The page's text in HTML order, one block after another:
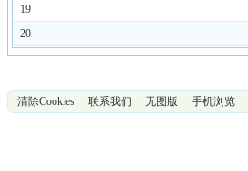
19
20
清除Cookies 联系我们 无图版 手机浏览